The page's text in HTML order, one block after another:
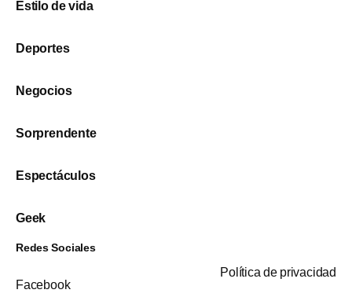
Estilo de vida
Deportes
Negocios
Sorprendente
Espectáculos
Geek
Redes Sociales
Facebook
Política de privacidad